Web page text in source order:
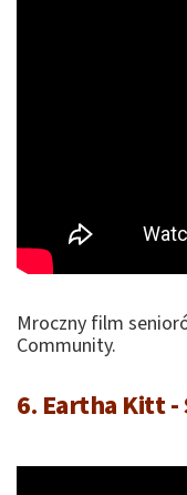
Mroczny film
Community.
6. Eartha Kitt -